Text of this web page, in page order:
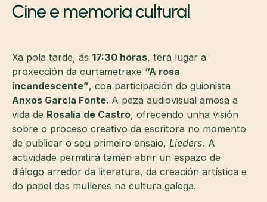
Cine e memoria cultural
Xa pola tarde, ás 17:30 horas, terá lugar a
proxección da curtametraxe “A rosa
incandescente”, coa participación do guionista
Anxos García Fonte. A peza audiovisual amosa a
vida de Rosalía de Castro, ofrecendo unha visión
sobre o proceso creativo da escritora no momento
de publicar o seu primeiro ensaio, Lieders. A
actividade permitirá tamén abrir un espazo de
diálogo arredor da literatura, da creación artística e
do papel das mulleres na cultura galega.